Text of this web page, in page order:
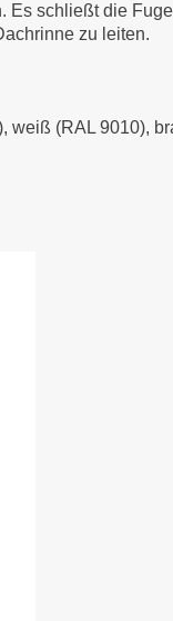
Es schließt die
zu leiten.
weiß (RAL 9010),